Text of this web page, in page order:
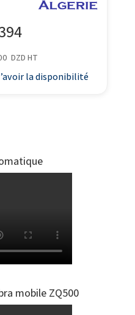
DZD HT
la disponibilité
mobile ZQ500